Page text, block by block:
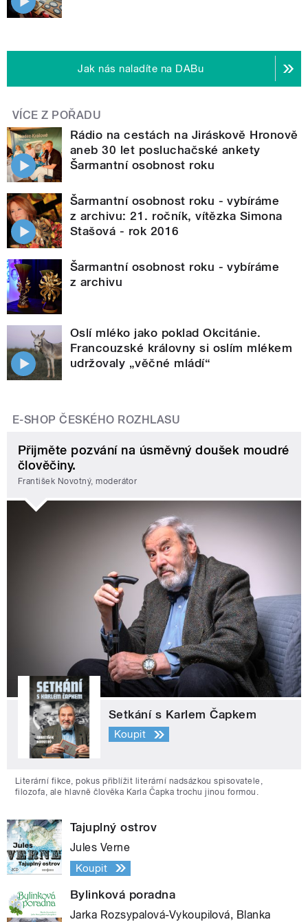
Jak nás naladíte na DABu
VÍCE Z POŘADU
Rádio na cestách na Jiráskově Hronově
aneb 30 let posluchačské ankety
Šarmantní osobnost roku
Šarmantní osobnost roku - vybíráme
z archivu: 21. ročník, vítězka Simona
Stašová - rok 2016
Šarmantní osobnost roku - vybíráme
z archivu
Oslí mléko jako poklad Okcitánie.
Francouzské královny si oslím mlékem
udržovaly „věčné mládí“
E-SHOP ČESKÉHO ROZHLASU
Přijměte pozvání na úsměvný doušek moudré
člověčiny.
František Novotný, moderátor
Setkání s Karlem Čapkem
Koupit
Literární fikce, pokus přiblížit literární nadsázkou spisovatele,
filozofa, ale hlavně člověka Karla Čapka trochu jinou formou.
Tajuplný ostrov
Jules Verne
Koupit
Bylinková poradna
Jarka Rozsypalová-Vykoupilová, Blanka